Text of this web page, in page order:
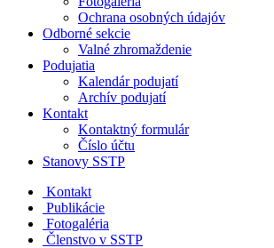
Ochrana osobných údajóv
Odborné sekcie
Valné zhromaždenie
Podujatia
Kalendár podujatí
Archív podujatí
Kontakt
Kontaktný formulár
Číslo účtu
Stanovy SSTP
Kontakt
Publikácie
Fotogaléria
Členstvo v SSTP